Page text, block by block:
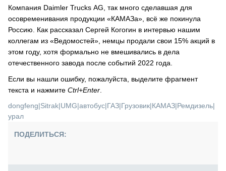
Компания Daimler Trucks AG, так много сделавшая для
осовременивания продукции «КАМАЗа», всё же покинула
Россию. Как рассказал Сергей Когогин в интервью нашим
коллегам из «Ведомостей», немцы продали свои 15% акций в
этом году, хотя формально не вмешивались в дела
отечественного завода после событий 2022 года.
Если вы нашли ошибку, пожалуйста, выделите фрагмент
текста и нажмите Ctrl+Enter
dongfeng|Sitrak|UMG|автобус|ГАЗ|Грузовик|КАМАЗ|Ремдизель|
урал
ПОДЕЛИТЬСЯ: